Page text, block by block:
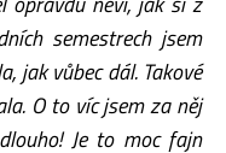
semestrech jsem
jak vůbec dál. Takové
O to víc jsem za něj
Je to moc fajn